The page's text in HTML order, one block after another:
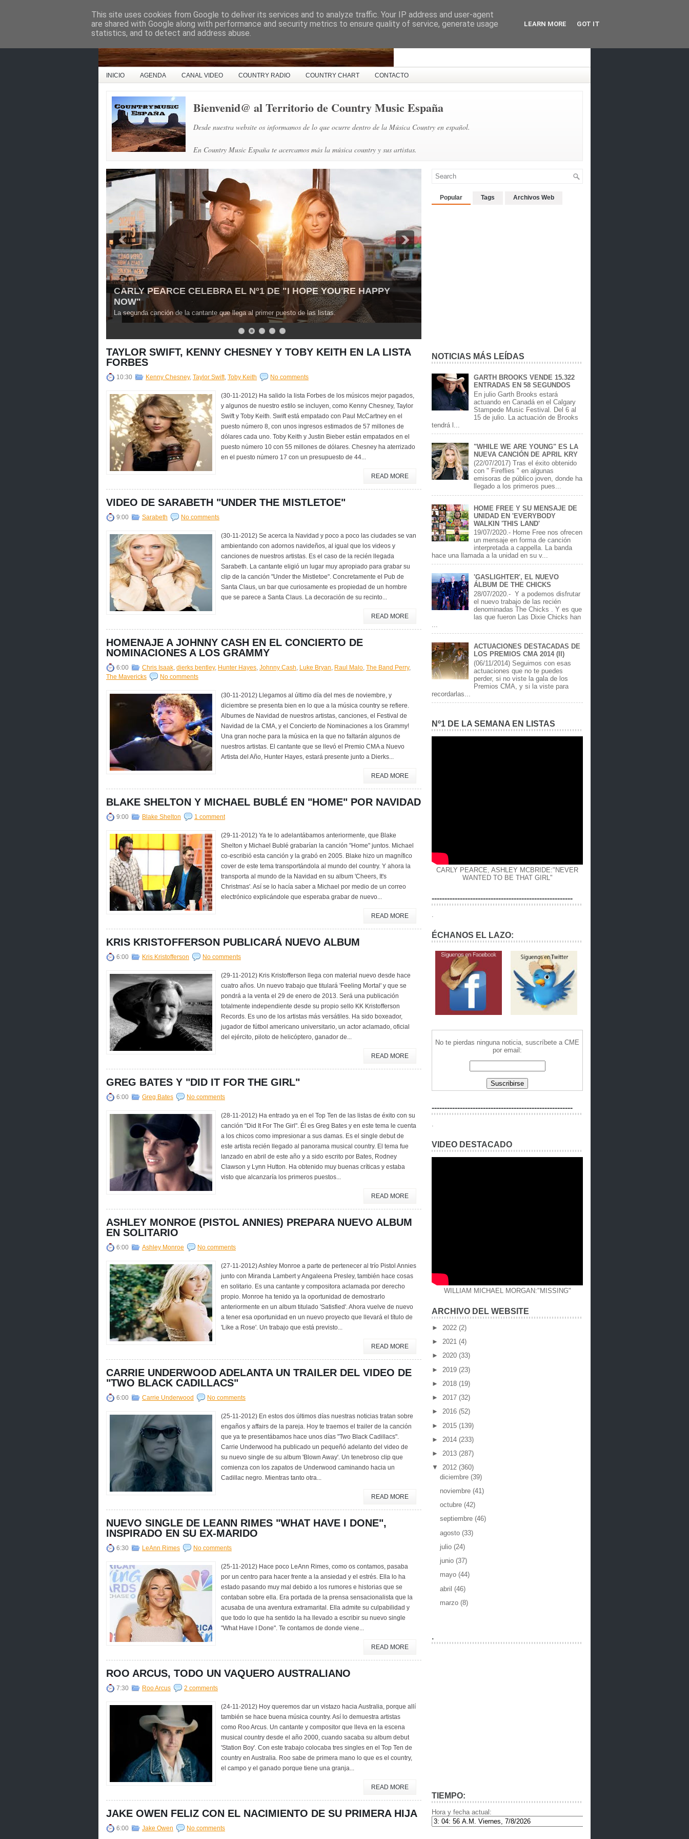
Country Music España
INICIO AGENDA CANAL VIDEO COUNTRY RADIO COUNTRY CHART CONTACTO
Bienvenid@ al Territorio de Country Music España
Desde nuestra website os informamos de lo que ocurre dentro de la Música Country en español.
En Country Music España te acercamos más la música country y sus artistas.
CARLY PEARCE CELEBRA EL Nº1 DE "I HOPE YOU'RE HAPPY
NOW"
La segunda canción de la cantante que llega al primer puesto de las listas.
TAYLOR SWIFT, KENNY CHESNEY Y TOBY KEITH EN LA LISTA
FORBES
10:30 Kenny Chesney, Taylor Swift, Toby Keith No comments
(30-11-2012) Ha salido la lista Forbes de los músicos mejor pagados,
y algunos de nuestro estilo se incluyen, como Kenny Chesney, Taylor
Swift y Toby Keith. Swift está empatado con Paul McCartney en el
puesto número 8, con unos ingresos estimados de 57 millones de
dólares cada uno. Toby Keith y Justin Bieber están empatados en el
puesto número 10 con 55 millones de dólares. Chesney ha aterrizado
en el puesto número 17 con un presupuesto de 44...
READ MORE
VIDEO DE SARABETH "UNDER THE MISTLETOE"
9:00 Sarabeth No comments
(30-11-2012) Se acerca la Navidad y poco a poco las ciudades se van
ambientando con adornos navideños, al igual que los videos y
canciones de nuestros artistas. Es el caso de la recién llegada
Sarabeth. La cantante eligió un lugar muy apropiado para grabar su
clip de la canción "Under the Mistletoe". Concretamente el Pub de
Santa Claus, un bar que curiosamente es propiedad de un hombre
que se parece a Santa Claus. La decoración de su recinto...
READ MORE
HOMENAJE A JOHNNY CASH EN EL CONCIERTO DE
NOMINACIONES A LOS GRAMMY
6:00 Chris Isaak, dierks bentley, Hunter Hayes, Johnny Cash, Luke Bryan, Raul Malo, The Band Perry,
The Mavericks
No comments
(30-11-2012) Llegamos al último día del mes de noviembre, y
diciembre se presenta bien en lo que a la música country se refiere.
Albumes de Navidad de nuestros artistas, canciones, el Festival de
Navidad de la CMA, y el Concierto de Nominaciones a los Grammy!
Una gran noche para la música en la que no faltarán algunos de
nuestros artistas. El cantante que se llevó el Premio CMA a Nuevo
Artista del Año, Hunter Hayes, estará presente junto a Dierks...
READ MORE
BLAKE SHELTON Y MICHAEL BUBLÉ EN "HOME" POR NAVIDAD
9:00 Blake Shelton 1 comment
(29-11-2012) Ya te lo adelantábamos anteriormente, que Blake
Shelton y Michael Bublé grabarían la canción "Home" juntos. Michael
co-escribió esta canción y la grabó en 2005. Blake hizo un magnífico
cover de este tema transportándola al mundo del country. Y ahora la
transporta al mundo de la Navidad en su album 'Cheers, It's
Christmas'. Así se lo hacía saber a Michael por medio de un correo
electrónico explicándole que esperaba grabar de nuevo...
READ MORE
KRIS KRISTOFFERSON PUBLICARÁ NUEVO ALBUM
6:00 Kris Kristofferson No comments
(29-11-2012) Kris Kristofferson llega con material nuevo desde hace
cuatro años. Un nuevo trabajo que titulará 'Feeling Mortal' y que se
pondrá a la venta el 29 de enero de 2013. Será una publicación
totalmente independiente desde su propio sello KK Kristofferson
Records. Es uno de los artistas más versátiles. Ha sido boxeador,
jugador de fútbol americano universitario, un actor aclamado, oficial
del ejército, piloto de helicóptero, ganador de...
READ MORE
GREG BATES Y "DID IT FOR THE GIRL"
6:00 Greg Bates No comments
(28-11-2012) Ha entrado ya en el Top Ten de las listas de éxito con su
canción "Did It For The Girl". Él es Greg Bates y en este tema le cuenta
a los chicos como impresionar a sus damas. Es el single debut de
este artista recién llegado al panorama musical country. El tema fue
lanzado en abril de este año y a sido escrito por Bates, Rodney
Clawson y Lynn Hutton. Ha obtenido muy buenas críticas y estaba
visto que alcanzaría los primeros puestos...
READ MORE
ASHLEY MONROE (PISTOL ANNIES) PREPARA NUEVO ALBUM
EN SOLITARIO
6:00 Ashley Monroe No comments
(27-11-2012) Ashley Monroe a parte de pertenecer al trío Pistol Annies
junto con Miranda Lambert y Angaleena Presley, también hace cosas
en solitario. Es una cantante y compositora aclamada por derecho
propio. Monroe ha tenido ya la oportunidad de demostrarlo
anteriormente en un album titulado 'Satisfied'. Ahora vuelve de nuevo
a tener esa oportunidad en un nuevo proyecto que llevará el título de
'Like a Rose'. Un trabajo que está previsto...
READ MORE
CARRIE UNDERWOOD ADELANTA UN TRAILER DEL VIDEO DE
"TWO BLACK CADILLACS"
6:00 Carrie Underwood No comments
(25-11-2012) En estos dos últimos días nuestras noticias tratan sobre
engaños y affairs de la pareja. Hoy te traemos el trailer de la canción
que ya te presentábamos hace unos días "Two Black Cadillacs".
Carrie Underwood ha publicado un pequeñó adelanto del video de
su nuevo single de su album 'Blown Away'. Un tenebroso clip que
comienza con los zapatos de Underwood caminando hacia un
Cadillac negro. Mientras tanto otra...
READ MORE
NUEVO SINGLE DE LEANN RIMES "WHAT HAVE I DONE",
INSPIRADO EN SU EX-MARIDO
6:30 LeAnn Rimes No comments
(25-11-2012) Hace poco LeAnn Rimes, como os contamos, pasaba
por un centro para hacer frente a la ansiedad y el estrés. Ella lo ha
estado pasando muy mal debido a los rumores e historias que se
contaban sobre ella. Era portada de la prensa sensacionalista que la
acusaba de una aventura extramarital. Ella admite su culpabilidad y
que todo lo que ha sentido la ha llevado a escribir su nuevo single
"What Have I Done". Te contamos de donde viene...
READ MORE
ROO ARCUS, TODO UN VAQUERO AUSTRALIANO
7:30 Roo Arcus 2 comments
(24-11-2012) Hoy queremos dar un vistazo hacia Australia, porque allí
también se hace buena música country. Así lo demuestra artistas
como Roo Arcus. Un cantante y compositor que lleva en la escena
musical country desde el año 2000, cuando sacaba su album debut
'Station Boy'. Con este trabajo colocaba tres singles en el Top Ten de
country en Australia. Roo sabe de primera mano lo que es el country,
el campo y el ganado porque tiene una granja...
READ MORE
JAKE OWEN FELIZ CON EL NACIMIENTO DE SU PRIMERA HIJA
6:00 Jake Owen No comments
Popular Tags Archivos Web
NOTICIAS MÁS LEÍDAS
GARTH BROOKS VENDE 15.322
ENTRADAS EN 58 SEGUNDOS
En julio Garth Brooks estará
actuando en Canadá en el Calgary
Stampede Music Festival. Del 6 al
15 de julio. La actuación de Brooks
tendrá l...
"WHILE WE ARE YOUNG" ES LA
NUEVA CANCIÓN DE APRIL KRY
(22/07/2017) Tras el éxito obtenido
con " Fireflies " en algunas
emisoras de público joven, donde ha
llegado a los primeros pues...
HOME FREE Y SU MENSAJE DE
UNIDAD EN 'EVERYBODY
WALKIN 'THIS LAND'
19/07/2020.- Home Free nos ofrecen
un mensaje en forma de canción
interpretada a cappella. La banda
hace una llamada a la unidad en su v...
'GASLIGHTER', EL NUEVO
ÁLBUM DE THE CHICKS
28/07/2020.- Y a podemos disfrutar
el nuevo trabajo de las recién
denominadas The Chicks . Y es que
las que fueron Las Dixie Chicks han
...
ACTUACIONES DESTACADAS DE
LOS PREMIOS CMA 2014 (II)
(06/11/2014) Seguimos con esas
actuaciones que no te puedes
perder, si no viste la gala de los
Premios CMA, y si la viste para
recordarlas...
Nº1 DE LA SEMANA EN LISTAS
CARLY PEARCE, ASHLEY MCBRIDE:"NEVER
WANTED TO BE THAT GIRL"
-------------------------------------------------------
ÉCHANOS EL LAZO:
No te pierdas ninguna noticia, suscríbete a CME
por email:
-------------------------------------------------------
VIDEO DESTACADO
WILLIAM MICHAEL MORGAN:"MISSING"
ARCHIVO DEL WEBSITE
► 2022 (2)
► 2021 (4)
► 2020 (33)
► 2019 (23)
► 2018 (19)
► 2017 (32)
► 2016 (52)
► 2015 (139)
► 2014 (233)
► 2013 (287)
▼ 2012 (360)
diciembre (39)
noviembre (41)
octubre (42)
septiembre (46)
agosto (33)
julio (24)
junio (37)
mayo (44)
abril (46)
marzo (8)
.
TIEMPO:
Hora y fecha actual:
This site uses cookies from Google to deliver its services and to analyze traffic. Your IP address and user-agent
are shared with Google along with performance and security metrics to ensure quality of service, generate usage
statistics, and to detect and address abuse.
LEARN MORE GOT IT